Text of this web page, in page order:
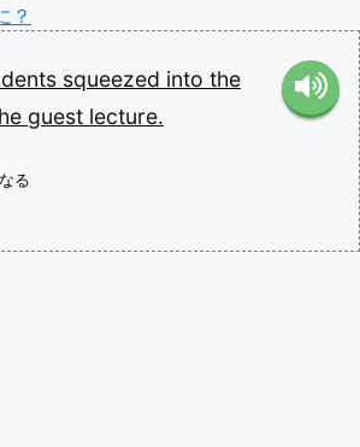
？
squeezed into the
guest lecture.
る